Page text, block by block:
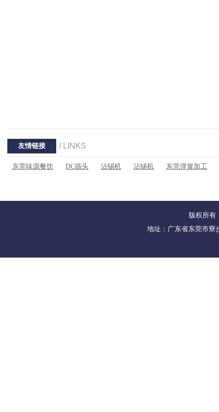
友情链接 / LINKS
东莞味源餐饮 DC插头 沾锡机 沾锡机 东莞弹簧加工
版权所有
地址：广东省东莞市